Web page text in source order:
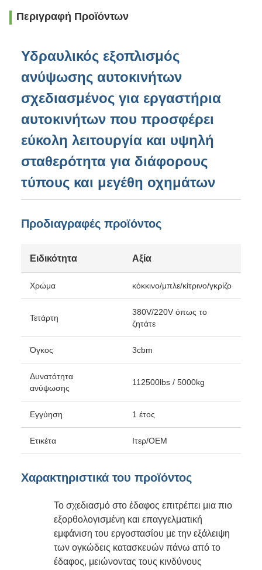
Περιγραφή Προϊόντων
Υδραυλικός εξοπλισμός
ανύψωσης αυτοκινήτων
σχεδιασμένος για εργαστήρια
αυτοκινήτων που προσφέρει
εύκολη λειτουργία και υψηλή
σταθερότητα για διάφορους
τύπους και μεγέθη οχημάτων
Προδιαγραφές προϊόντος
Ειδικότητα Αξία
Χρώμα κόκκινο/μπλε/κίτρινο/γκρίζο
Τετάρτη
380V/220V όπως το
ζητάτε
Όγκος 3cbm
Δυνατότητα
ανύψωσης
112500lbs / 5000kg
Εγγύηση 1 έτος
Ετικέτα Ιτερ/OEM
Χαρακτηριστικά του προϊόντος
Το σχεδιασμό στο έδαφος επιτρέπει μια πιο
εξορθολογισμένη και επαγγελματική
εμφάνιση του εργοστασίου με την εξάλειψη
των ογκώδεις κατασκευών πάνω από το
έδαφος, μειώνοντας τους κινδύνους